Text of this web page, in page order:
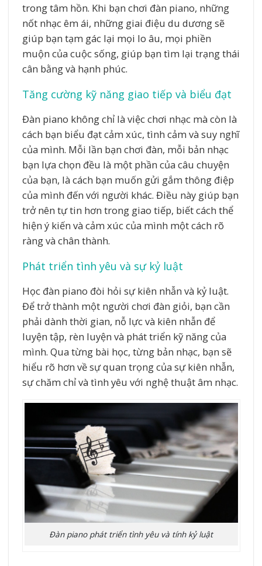
trong tâm hồn. Khi bạn chơi đàn piano, những
nốt nhạc êm ái, những giai điệu du dương sẽ
giúp bạn tạm gác lại mọi lo âu, mọi phiền
muộn của cuộc sống, giúp bạn tìm lại trạng thái
cân bằng và hạnh phúc.
Tăng cường kỹ năng giao tiếp và biểu đạt
Đàn piano không chỉ là việc chơi nhạc mà còn là
cách bạn biểu đạt cảm xúc, tình cảm và suy nghĩ
của mình. Mỗi lần bạn chơi đàn, mỗi bản nhạc
bạn lựa chọn đều là một phần của câu chuyện
của bạn, là cách bạn muốn gửi gắm thông điệp
của mình đến với người khác. Điều này giúp bạn
trở nên tự tin hơn trong giao tiếp, biết cách thể
hiện ý kiến và cảm xúc của mình một cách rõ
ràng và chân thành.
Phát triển tình yêu và sự kỷ luật
Học đàn piano đòi hỏi sự kiên nhẫn và kỷ luật.
Để trở thành một người chơi đàn giỏi, bạn cần
phải dành thời gian, nỗ lực và kiên nhẫn để
luyện tập, rèn luyện và phát triển kỹ năng của
mình. Qua từng bài học, từng bản nhạc, bạn sẽ
hiểu rõ hơn về sự quan trọng của sự kiên nhẫn,
sự chăm chỉ và tình yêu với nghệ thuật âm nhạc.
Đàn piano phát triển tình yêu và tính kỷ luật